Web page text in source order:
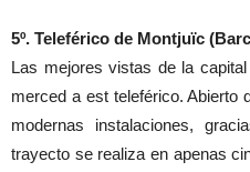
5º. Teleférico de Montjuïc
Las mejores vistas de la
merced a est teleférico.
modernas instalaciones,
trayecto se realiza en apenas